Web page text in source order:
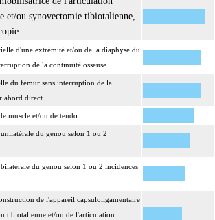
inclut l'arthroscopie peropératoire éventuelle.
et/ou synovectomie tibiotalienne,
d'une extrémité et/ou de la diaphyse du
de la continuité osseuse
du fémur sans interruption de la
abord direct
muscle et/ou de tendo
du genou selon 1 ou 2
du genou selon 1 ou 2 incidences
de l'appareil capsuloligamentaire
tibiotalienne et/ou de l'articulation